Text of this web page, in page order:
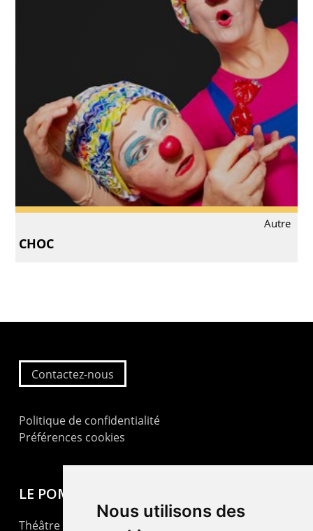
Nous utilisons des
Autre
CHOC
Contactez-nous
Politique de confidentialité
Préférences cookies
LE POMMIER
Théâtre – Centre Culturel Neuchâtelois